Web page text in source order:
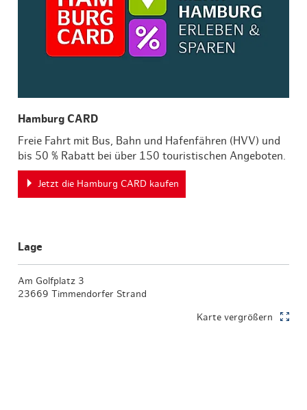
Hamburg CARD
Freie Fahrt mit Bus, Bahn und Hafenfähren (HVV) und
bis 50 % Rabatt bei über 150 touristischen Angeboten.
Jetzt die Hamburg CARD kaufen
Lage
Am Golfplatz 3
23669 Timmendorfer Strand
Karte vergrößern